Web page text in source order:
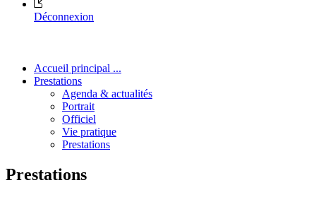
Déconnexion
Accueil principal ...
Prestations
Agenda & actualités
Portrait
Officiel
Vie pratique
Prestations
Prestations